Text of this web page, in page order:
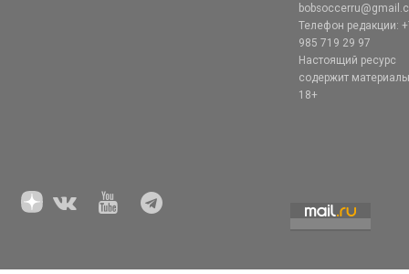
Телефон редакции:
985 719 29 97
Настоящий ресурс
содержит
18+